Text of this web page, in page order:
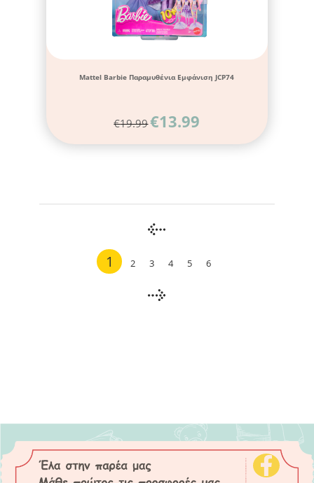
Mattel Barbie Παραμυθένια Εμφάνιση JCP74
€19.99€13.99
1 2 3 4 5 6